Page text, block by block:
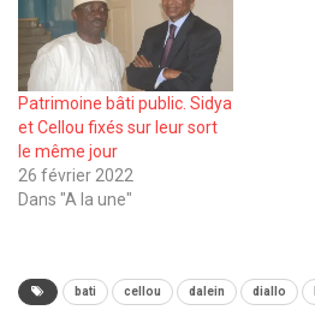
Patrimoine bâti public. Sidya
et Cellou fixés sur leur sort
le même jour
26 février 2022
Dans "A la une"
bati cellou dalein diallo